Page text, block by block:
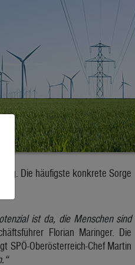
Die häufigste konkrete Sorge
ist da, die Menschen sind
Florian Maringer. Die
SPÖ-Oberösterreich-Chef Martin